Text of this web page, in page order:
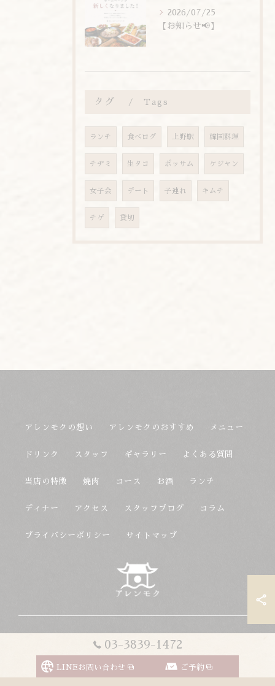
2026/07/25
【お知らせ📢】
タグ Tags
ランチ 食べログ 上野駅 韓国料理
チヂミ 生タコ ポッサム ケジャン
女子会 デート 子連れ キムチ
チゲ 貸切
03-3839-1472
LINEお問い合わせ ご予約
アレンモクの想い アレンモクのおすすめ メニュー
ドリンク スタッフ ギャラリー よくある質問
当店の特徴 焼肉 コース お酒 ランチ
ディナー アクセス スタッフブログ コラム
プライバシーポリシー サイトマップ
© 2026 東京都上野駅の韓国料理ならアレンモク ALL RIGHTS